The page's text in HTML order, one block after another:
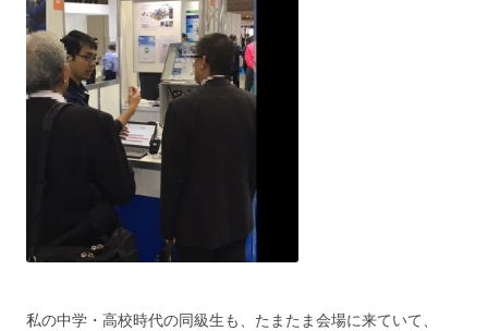
私の中学・高校時代の同級生も、たまたま会場に来ていて、